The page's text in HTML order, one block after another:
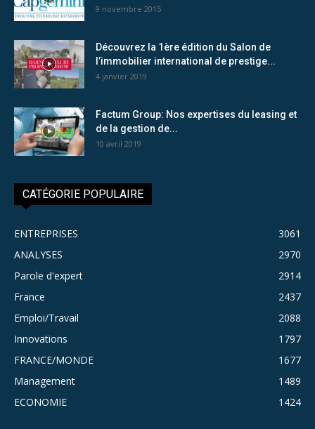
9 novembre 2015
Découvrez la 1ère édition du Salon de
l’immobilier international de prestige...
4 janvier 2019
Factum Group: Nos expertises du leasing et
de la gestion de...
10 avril 2019
CATÉGORIE POPULAIRE
ENTREPRISES
3061
ANALYSES
2970
Parole d'expert
2914
France
2437
Emploi/Travail
2088
Innovations
1797
FRANCE/MONDE
1677
Management
1489
ECONOMIE
1424